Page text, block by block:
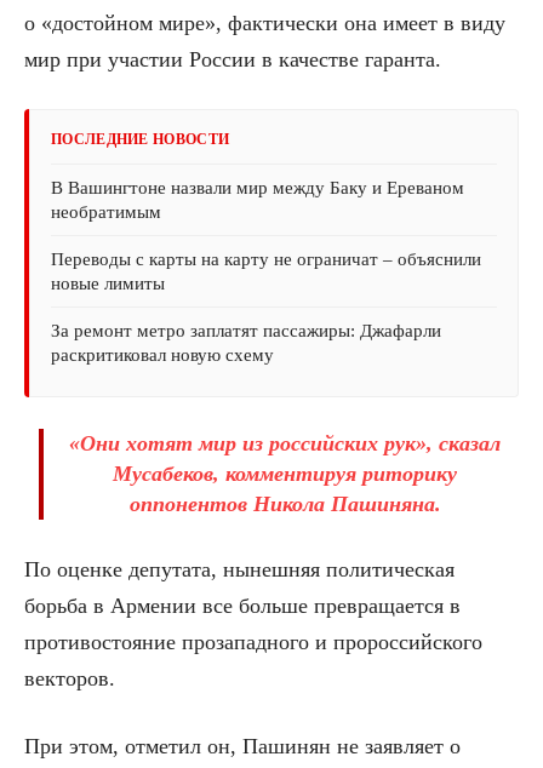
о «достойном мире», фактически она имеет в виду
мир при участии России в качестве гаранта.
ПОСЛЕДНИЕ НОВОСТИ
В Вашингтоне назвали мир между Баку и Ереваном
необратимым
Переводы с карты на карту не ограничат – объяснили
новые лимиты
За ремонт метро заплатят пассажиры: Джафарли
раскритиковал новую схему
«Они хотят мир из российских рук», сказал
Мусабеков, комментируя риторику
оппонентов Никола Пашиняна.
По оценке депутата, нынешняя политическая
борьба в Армении все больше превращается в
противостояние прозападного и пророссийского
векторов.
При этом, отметил он, Пашинян не заявляет о